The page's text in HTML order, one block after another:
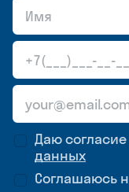
Даю
данных
Соглашаюсь